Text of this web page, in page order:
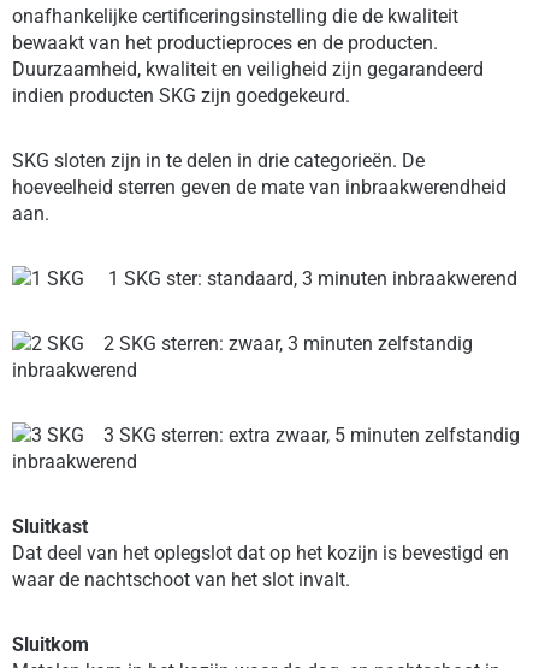
onafhankelijke certificeringsinstelling die de kwaliteit
bewaakt van het productieproces en de producten.
Duurzaamheid, kwaliteit en veiligheid zijn gegarandeerd
indien producten SKG zijn goedgekeurd.
SKG sloten zijn in te delen in drie categorieën. De
hoeveelheid sterren geven de mate van inbraakwerendheid
aan.
1 SKG ster: standaard, 3 minuten inbraakwerend
2 SKG sterren: zwaar, 3 minuten zelfstandig
inbraakwerend
3 SKG sterren: extra zwaar, 5 minuten zelfstandig
inbraakwerend
Sluitkast
Dat deel van het oplegslot dat op het kozijn is bevestigd en
waar de nachtschoot van het slot invalt.
Sluitkom